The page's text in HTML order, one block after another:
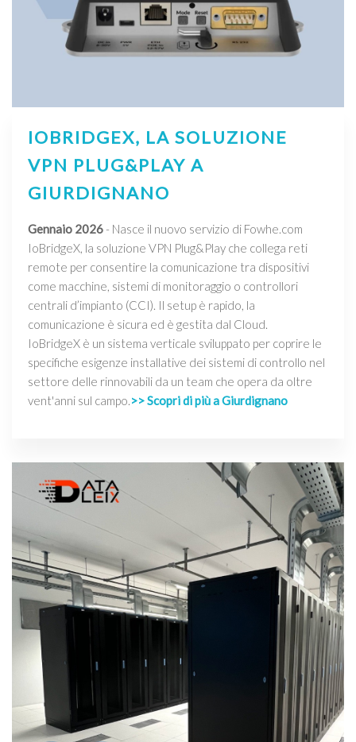
IOBRIDGEX, LA SOLUZIONE
VPN PLUG&PLAY A
GIURDIGNANO
Gennaio 2026- Nasce il nuovo servizio di Fowhe.com
IoBridgeX, la soluzione VPN Plug&Play che collega reti
remote per consentire la comunicazione tra dispositivi
come macchine, sistemi di monitoraggio o controllori
centrali d’impianto (CCI). Il setup è rapido, la
comunicazione è sicura ed è gestita dal Cloud.
IoBridgeX è un sistema verticale sviluppato per coprire le
specifiche esigenze installative dei sistemi di controllo nel
settore delle rinnovabili da un team che opera da oltre
vent'anni sul campo.>> Scopri di più a Giurdignano